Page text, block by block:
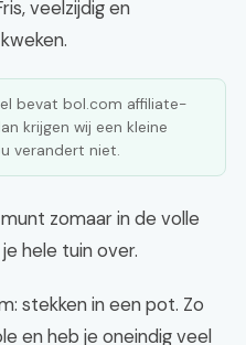
veelzijdig en
bevat bol.com affiliate-
krijgen wij een kleine
verandert niet.
zomaar in de volle
hele tuin over.
stekken in een pot. Zo
en heb je oneindig veel